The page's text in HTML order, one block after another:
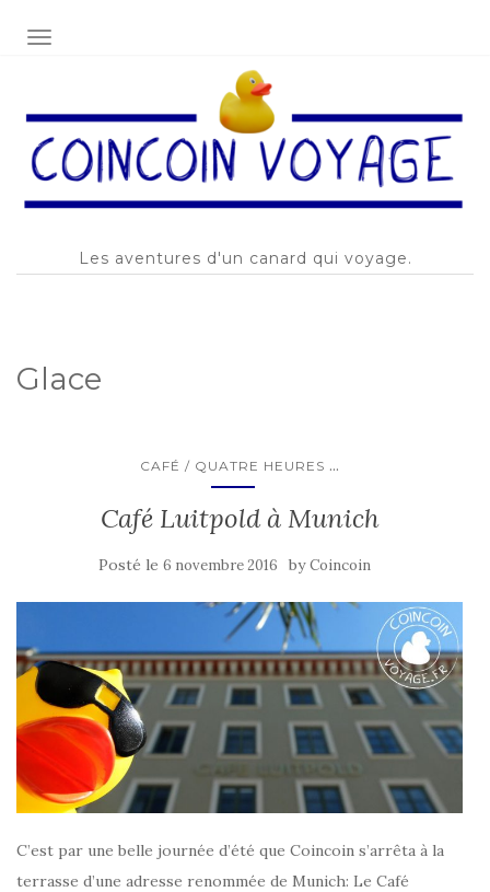
AFFICHER/MASQUER LA NAVIGATION
Les aventures d'un canard qui voyage.
Glace
CAFÉ / QUATRE HEURES ...
Café Luitpold à Munich
Posté le 6 novembre 2016 byCoincoin
C’est par une belle journée d’été que Coincoin s’arrêta à la
terrasse d’une adresse renommée de Munich: Le Café